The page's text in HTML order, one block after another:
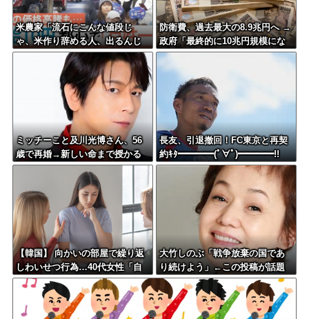
米農家「流石にこんな値段じ
ゃ、米作り辞める人、出るんじ
ゃないかなあ？？」
防衛費、過去最大の8.9兆円へ →
政府「最終的に10兆円規模にな
る可能性」
ミッチーこと及川光博さん、56
歳で再婚→新しい命まで授かる
ｗｗｗｗｗ
長友、引退撤回！FC東京と再契
約ｷﾀ━━━━(ﾟ∀ﾟ)━━━━!!
【韓国】 向かいの部屋で繰り返
しわいせつ行為…40代女性「自
宅に戻れない」
大竹しのぶ「戦争放棄の国であ
り続けよう」←この投稿が話題
に